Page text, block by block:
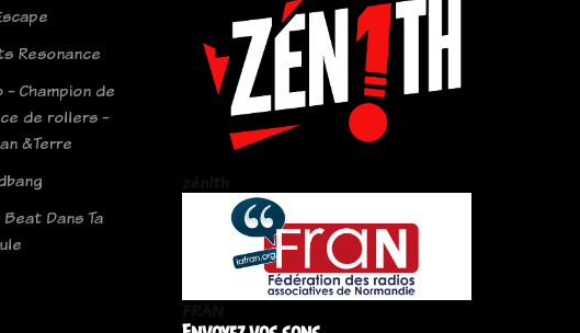
Resonance
- Champion de
de rollers -
&Terre
Dans Ta